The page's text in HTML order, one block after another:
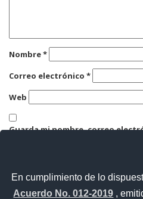
En cumplimiento de lo
Acuerdo No. 012-2019 ,
Nombre*
Correo electrónico *
Web
Guarda mi nombre, correo